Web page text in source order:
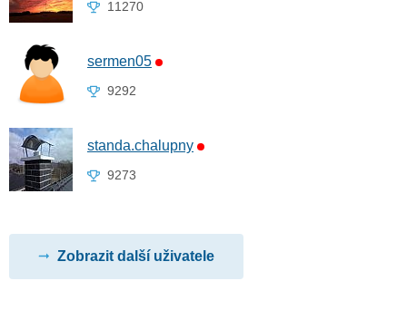
11270
sermen05
9292
standa.chalupny
9273
Zobrazit další uživatele